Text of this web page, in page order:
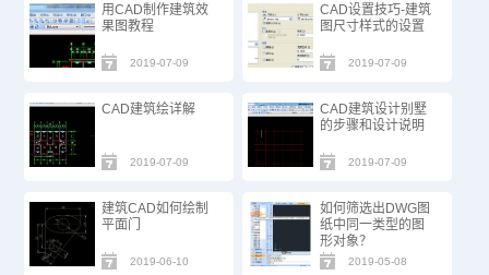
用CAD制作建筑效
果图教程
2019-07-09
CAD设置技巧-建筑
图尺寸样式的设置
2019-07-09
CAD建筑绘详解
2019-07-09
CAD建筑设计别墅
的步骤和设计说明
2019-07-09
建筑CAD如何绘制
平面门
2019-06-10
如何筛选出DWG图
纸中同一类型的图
形对象？
2019-05-08